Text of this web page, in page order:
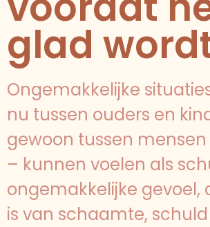
glad
Ongemakkelijke
nu tussen ouders en
gewoon tussen
– kunnen voelen als
ongemakkelijke gevoel,
is van schaamte,